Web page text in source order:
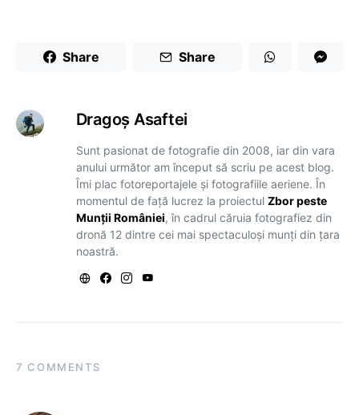
Share Share
Dragoş Asaftei
Sunt pasionat de fotografie din 2008, iar din vara
anului următor am început să scriu pe acest blog.
Îmi plac fotoreportajele și fotografiile aeriene. În
momentul de față lucrez la proiectul Zbor peste
Munții României, în cadrul căruia fotografiez din
dronă 12 dintre cei mai spectaculoși munți din țara
noastră.
7 COMMENTS